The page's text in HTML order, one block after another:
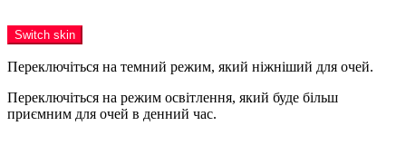
Switch skin
Переключіться на темний режим, який ніжніший для очей.
Переключіться на режим освітлення, який буде більш
приємним для очей в денний час.